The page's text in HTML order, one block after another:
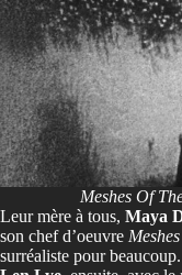
Meshes Of
Leur mère à tous, Maya
son chef d’oeuvre
surréaliste pour beaucoup.